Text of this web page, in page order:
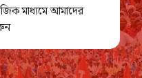
মাধ্যমে আমাদের